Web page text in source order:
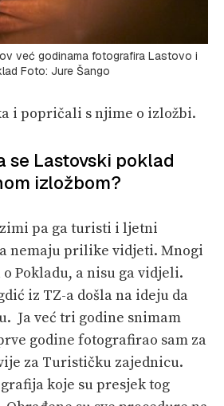
već godinama fotografira Lastovo i
Foto: Jure Šango
i popričali s njime o izložbi.
se Lastovski poklad
izložbom?
zimi pa ga turisti i ljetni
nemaju prilike vidjeti. Mnogi
Pokladu, a nisu ga vidjeli.
iz TZ-a došla na ideju da
Ja već tri godine snimam
godine fotografirao sam za
za Turističku zajednicu.
koje su presjek tog